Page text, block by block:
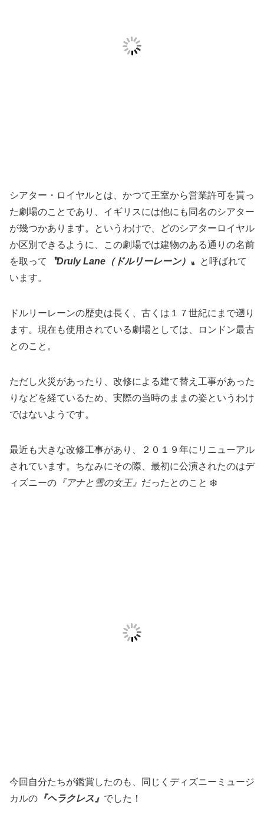
シアター・ロイヤルとは、かつて王室から営業許可を貰っ
た劇場のことであり、イギリスには他にも同名のシアター
が幾つかあります。というわけで、どのシアターロイヤル
か区別できるように、この劇場では建物のある通りの名前
を取って
〝Druly Lane（ドルリーレーン）〟
と呼ばれて
います。
ドルリーレーンの歴史は長く、古くは１７世紀にまで遡り
ます。現在も使用されている劇場としては、ロンドン最古
とのこと。
ただし火災があったり、改修による建て替え工事があった
りなどを経ているため、実際の当時のままの姿というわけ
ではないようです。
最近も大きな改修工事があり、２０１９年にリニューアル
されています。ちなみにその際、最初に公演されたのはデ
ィズニーの 『アナと雪の女王』 だったとのこと ❄️
今回自分たちが鑑賞したのも、同じくディズニーミュージ
カルの 『ヘラクレス』 でした！